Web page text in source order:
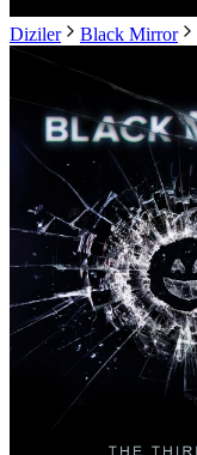
Diziler Black Mirror